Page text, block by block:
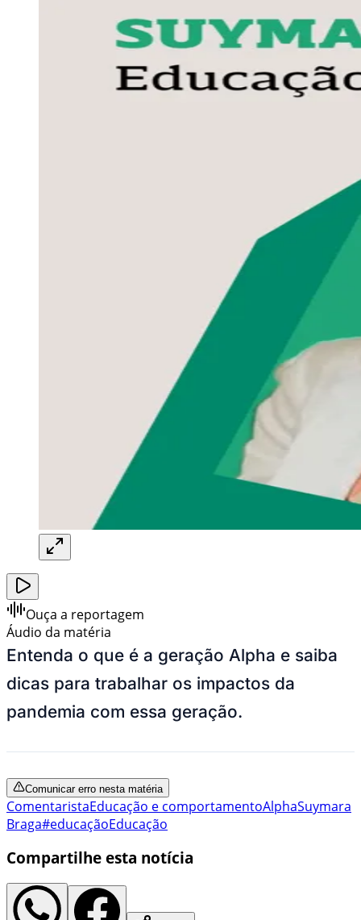
Ouça a reportagem
Áudio da matéria
Entenda o que é a geração Alpha e saiba
dicas para trabalhar os impactos da
pandemia com essa geração.
Comunicar erro nesta matéria
ComentaristaEducação e comportamentoAlphaSuymara
Braga#educaçãoEducação
Compartilhe esta notícia